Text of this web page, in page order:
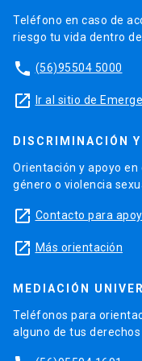
Teléfono en caso de
riesgo tu vida dentro
phone (56)95504 5000
launch Ir al sitio de
DISCRIMINACIÓN
Orientación y apoyo
género o violencia
launch Contacto para
launch Más orientación
MEDIACIÓN
Teléfonos para
alguno de tus derechos